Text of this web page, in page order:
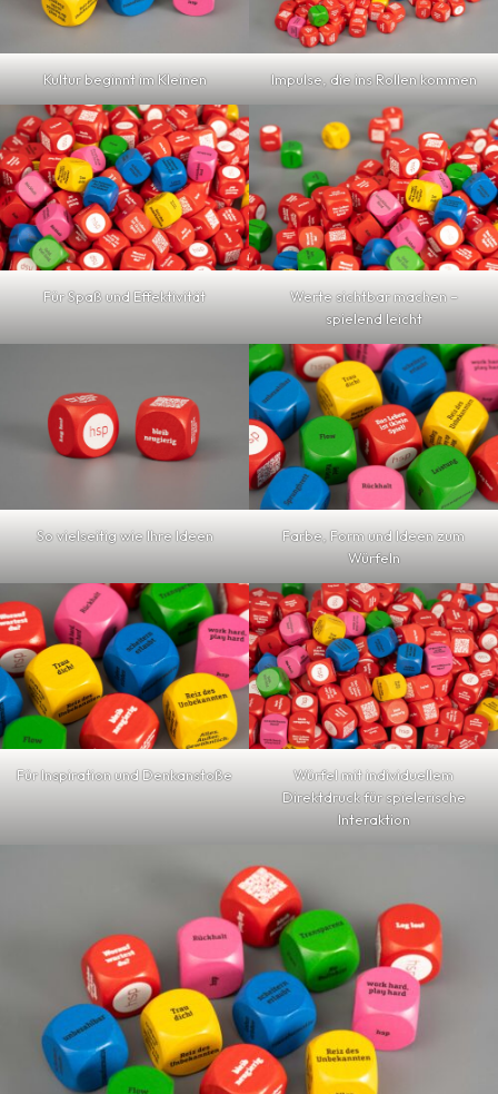
Kultur beginnt im Kleinen Impulse, die ins Rollen kommen
Für Spaß und Effektivität
Werte sichtbar machen –
spielend leicht
So vielseitig wie Ihre Ideen
Farbe, Form und Ideen zum
Würfeln
Für Inspiration und Denkanstoße
Würfel mit individuellem
Direktdruck für spielerische
Interaktion